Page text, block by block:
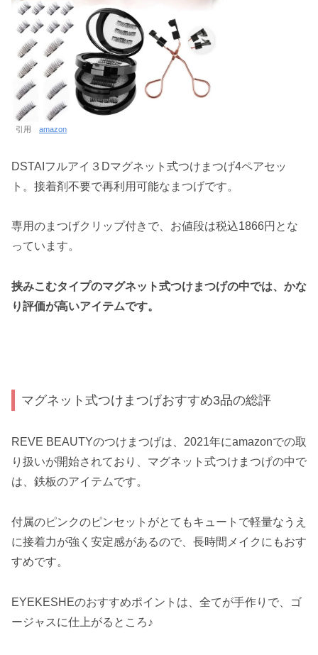
引用 amazon
DSTAIフルアイ３Dマグネット式つけまつげ4ペアセッ
ト。接着剤不要で再利用可能なまつげです。
専用のまつげクリップ付きで、お値段は税込1866円とな
っています。
挟みこむタイプのマグネット式つけまつげの中では、かな
り評価が高いアイテムです。
マグネット式つけまつげおすすめ3品の総評
REVE BEAUTYのつけまつげは、2021年にamazonでの取
り扱いが開始されており、マグネット式つけまつげの中で
は、鉄板のアイテムです。
付属のピンクのピンセットがとてもキュートで軽量なうえ
に接着力が強く安定感があるので、長時間メイクにもおす
すめです。
EYEKESHEのおすすめポイントは、全てが手作りで、ゴ
ージャスに仕上がるところ♪